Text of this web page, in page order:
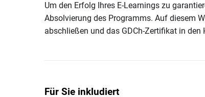
Um den Erfolg Ihres E-Learnings zu
Absolvierung des Programms. Auf diesem
abschließen und das GDCh-Zertifikat in den
Für Sie inkludiert